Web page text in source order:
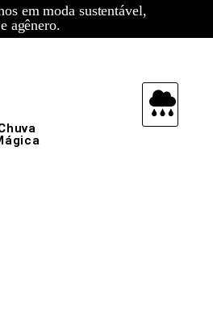
em moda sustentável,
agênero.